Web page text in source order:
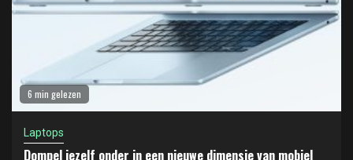
6 min gelezen
Laptops
Dompel jezelf onder in een nieuwe dimensie van mobiel